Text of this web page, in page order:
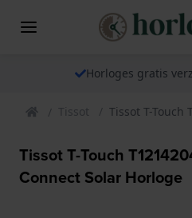
Horloges gratis
Tissot Tissot T-Touch
Tissot T-Touch
Connect Solar Horloge